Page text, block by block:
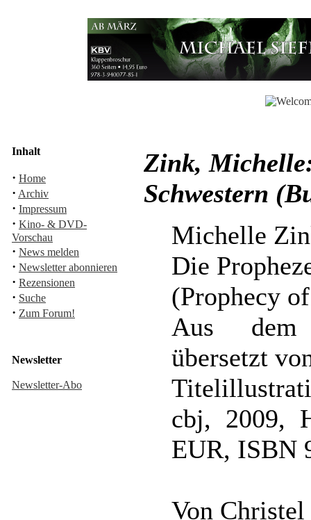
Inhalt
· Home
· Archiv
· Impressum
· Kino- & DVD-
Vorschau
· News melden
· Newsletter abonnieren
· Rezensionen
· Suche
· Zum Forum!
Newsletter
Newsletter-Abo
Zink,
Schwestern
Michelle
Die
(Prophecy
Aus dem
übersetzt
cbj, 2009,
EUR, ISBN
Von Christel